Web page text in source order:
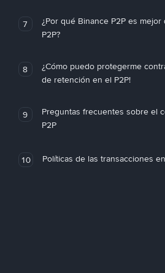
7
¿Por qué Binance P2P es
P2P?
8
¿Cómo puedo protegerme
de retención en el P2P!
9
Preguntas frecuentes sobre el
P2P
10 Políticas de las transacciones